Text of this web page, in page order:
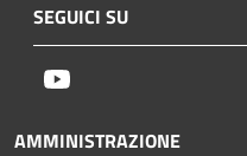
SEGUICI SU
AMMINISTRAZIONE